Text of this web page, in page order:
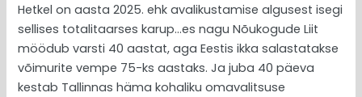
Hetkel on aasta 2025. ehk avalikustamise algusest isegi
sellises totalitaarses karup…es nagu Nõukogude Liit
möödub varsti 40 aastat, aga Eestis ikka salastatakse
võimurite vempe 75-ks aastaks. Ja juba 40 päeva
kestab Tallinnas häma kohaliku omavalitsuse